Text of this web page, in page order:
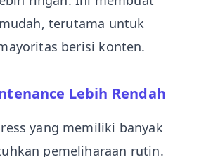
terutama untuk
berisi konten.
Lebih Rendah
yang memiliki banyak
pemeliharaan rutin.